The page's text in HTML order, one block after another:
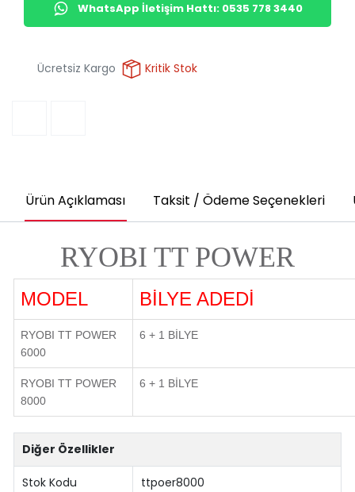
WhatsApp İletişim Hattı: 0535 778 3440
Ücretsiz Kargo Kritik Stok
Ürün Açıklaması Taksit / Ödeme Seçenekleri
RYOBI TT POWER
MODEL BİLYE ADEDİ
RYOBI TT POWER
6000
6 + 1 BİLYE
RYOBI TT POWER
8000
6 + 1 BİLYE
Diğer Özellikler
Stok Kodu ttpoer8000